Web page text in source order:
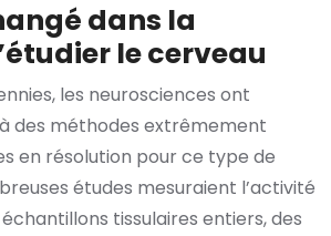
dans la
le cerveau
les neurosciences ont
des méthodes extrêmement
en résolution pour ce type de
études mesuraient l’activité
tissulaires entiers, des